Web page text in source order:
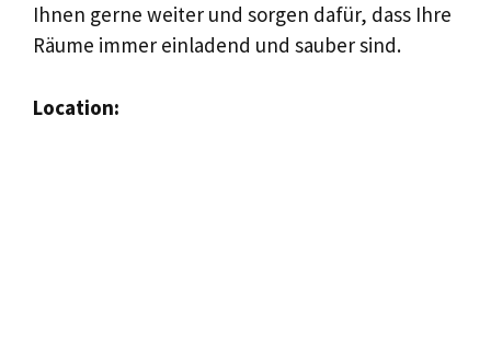
Ihnen gerne weiter und sorgen dafür, dass Ihre
Räume immer einladend und sauber sind.
Location: